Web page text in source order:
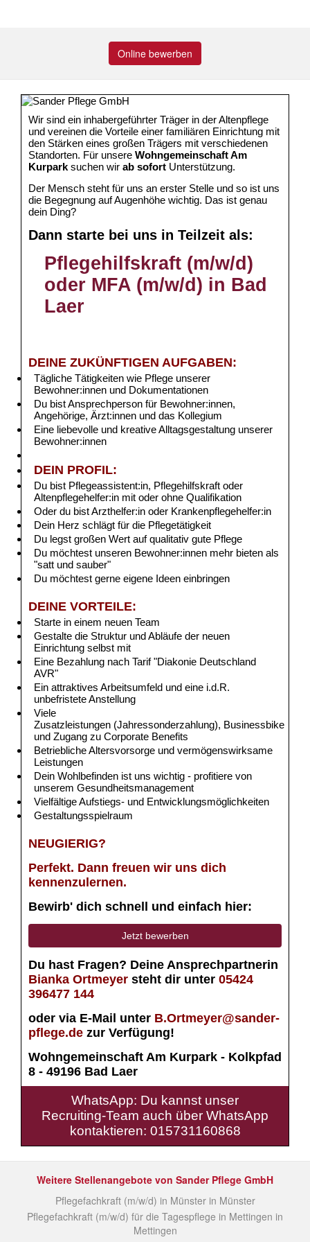
Online bewerben
Wir sind ein inhabergeführter Träger in der Altenpflege
und vereinen die Vorteile einer familiären Einrichtung mit
den Stärken eines großen Trägers mit verschiedenen
Standorten. Für unsere Wohngemeinschaft Am
Kurpark suchen wir ab sofort Unterstützung.
Der Mensch steht für uns an erster Stelle und so ist uns
die Begegnung auf Augenhöhe wichtig. Das ist genau
dein Ding?
Dann starte bei uns in Teilzeit als:
Pflegehilfskraft (m/w/d)
oder MFA (m/w/d) in Bad
Laer
DEINE ZUKÜNFTIGEN AUFGABEN:
Tägliche Tätigkeiten wie Pflege unserer
Bewohner:innen und Dokumentationen
Du bist Ansprechperson für Bewohner:innen,
Angehörige, Ärzt:innen und das Kollegium
Eine liebevolle und kreative Alltagsgestaltung unserer
Bewohner:innen
DEIN PROFIL:
Du bist Pflegeassistent:in, Pflegehilfskraft oder
Altenpflegehelfer:in mit oder ohne Qualifikation
Oder du bist Arzthelfer:in oder Krankenpflegehelfer:in
Dein Herz schlägt für die Pflegetätigkeit
Du legst großen Wert auf qualitativ gute Pflege
Du möchtest unseren Bewohner:innen mehr bieten als
"satt und sauber"
Du möchtest gerne eigene Ideen einbringen
DEINE VORTEILE:
Starte in einem neuen Team
Gestalte die Struktur und Abläufe der neuen
Einrichtung selbst mit
Eine Bezahlung nach Tarif "Diakonie Deutschland
AVR"
Ein attraktives Arbeitsumfeld und eine i.d.R.
unbefristete Anstellung
Viele
Zusatzleistungen (Jahressonderzahlung), Businessbike
und Zugang zu Corporate Benefits
Betriebliche Altersvorsorge und vermögenswirksame
Leistungen
Dein Wohlbefinden ist uns wichtig - profitiere von
unserem Gesundheitsmanagement
Vielfältige Aufstiegs- und Entwicklungsmöglichkeiten
Gestaltungsspielraum
NEUGIERIG?
Perfekt. Dann freuen wir uns dich
kennenzulernen.
Bewirb' dich schnell und einfach hier:
Jetzt bewerben
Du hast Fragen? Deine Ansprechpartnerin
Bianka Ortmeyer steht dir unter 05424
396477 144
oder via E-Mail unter B.Ortmeyer@sander-
pflege.de zur Verfügung!
Wohngemeinschaft Am Kurpark - Kolkpfad
8 - 49196 Bad Laer
WhatsApp: Du kannst unser
Recruiting-Team auch über WhatsApp
kontaktieren: 015731160868
Weitere Stellenangebote von Sander Pflege GmbH
Pflegefachkraft (m/w/d) in Münster in Münster
Pflegefachkraft (m/w/d) für die Tagespflege in Mettingen in
Mettingen